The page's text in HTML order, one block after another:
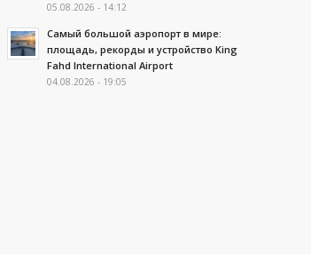
05.08.2026 - 14:12
Самый большой аэропорт в мире:
площадь, рекорды и устройство King
Fahd International Airport
04.08.2026 - 19:05